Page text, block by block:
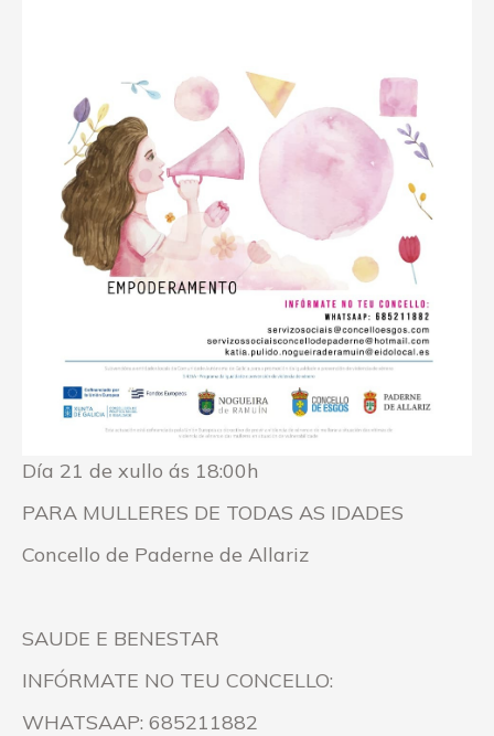
Día 21 de xullo ás 18:00h
PARA MULLERES DE TODAS AS IDADES
Concello de Paderne de Allariz
SAUDE E BENESTAR
INFÓRMATE NO TEU CONCELLO:
WHATSAAP: 685211882